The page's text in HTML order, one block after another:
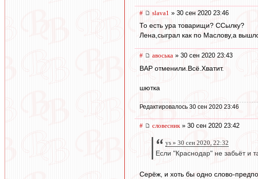
# slava1 » 30 сен 2020 23:46
То есть ура товарищи? ССылкy?
Лена,сыграл как по Маслову,а
# авоська » 30 сен 2020 23:43
ВАР отменили.Всё.Хватит.
шютка
Редактировалось 30 сен 2020 23:46
# словесник» 30 сен 2020 23:42
ys » 30 сен 2020, 22:32
Если "Краснодар" не забьёт и
Серёж, и хоть бы одно слово-